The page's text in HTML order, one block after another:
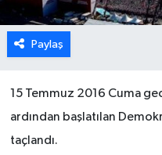
Paylaş
15 Temmuz 2016 Cuma
ardından başlatılan
taçlandı.